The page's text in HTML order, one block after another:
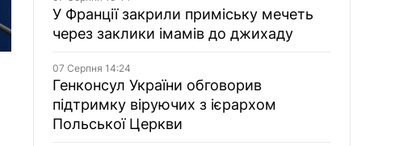
У Франції закрили приміську мечеть
через заклики імамів до джихаду
07 Серпня 14:24
Генконсул України обговорив
підтримку віруючих з ієрархом
Польської Церкви